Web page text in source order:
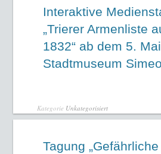
Interaktive
„Trierer Armenliste
1832“ ab dem 5.
Stadtmuseum
Kategorie Unkategorisiert
Tagung